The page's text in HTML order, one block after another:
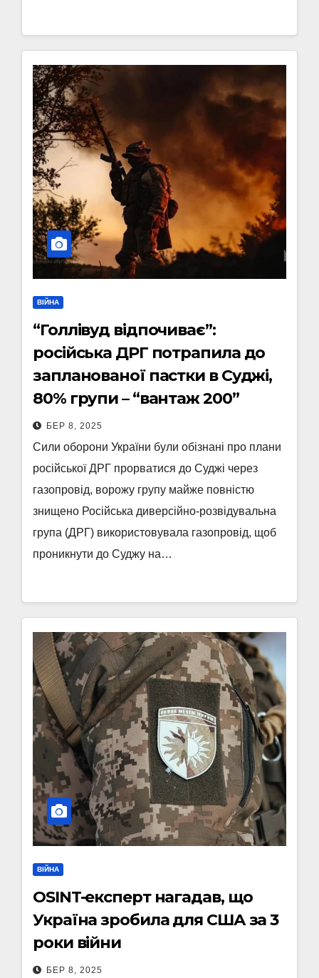
ВІЙНА
“Голлівуд відпочиває”:
російська ДРГ потрапила до
запланованої пастки в Суджі,
80% групи – “вантаж 200”
БЕР 8, 2025
Сили оборони України були обізнані про плани
російської ДРГ прорватися до Суджі через
газопровід, ворожу групу майже повністю
знищено Російська диверсійно-розвідувальна
група (ДРГ) використовувала газопровід, щоб
проникнути до Суджу на…
ВІЙНА
OSINT-експерт нагадав, що
Україна зробила для США за 3
роки війни
БЕР 8, 2025